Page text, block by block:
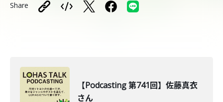
Share
【Podcasting 第741回】佐藤真衣
さん